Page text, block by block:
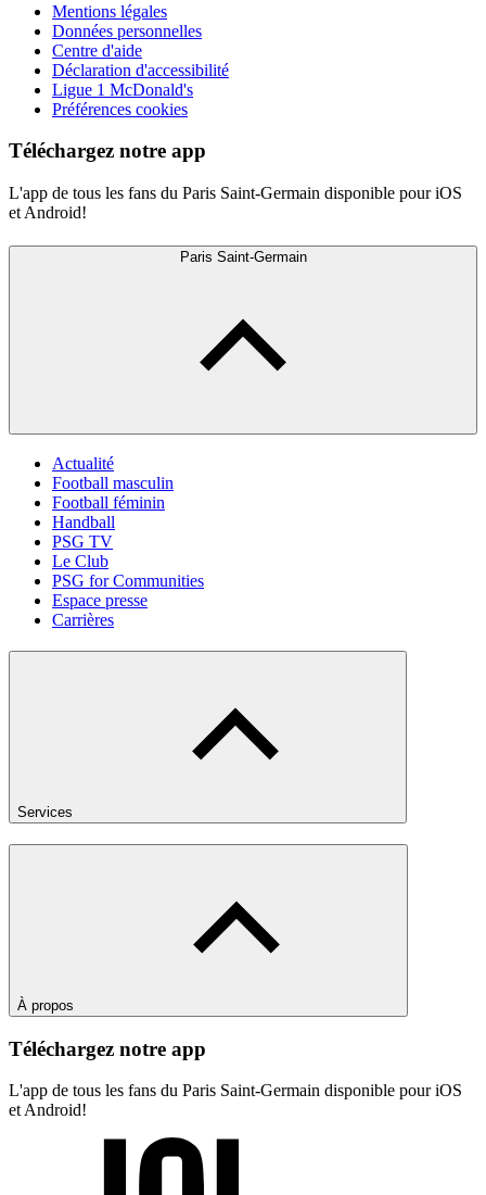
Mentions légales
Données personnelles
Centre d'aide
Déclaration d'accessibilité
Ligue 1 McDonald's
Préférences cookies
Téléchargez notre app
L'app de tous les fans du Paris Saint-Germain disponible pour iOS
et Android!
Paris Saint-Germain
Actualité
Football masculin
Football féminin
Handball
PSG TV
Le Club
PSG for Communities
Espace presse
Carrières
Services
À propos
Téléchargez notre app
L'app de tous les fans du Paris Saint-Germain disponible pour iOS
et Android!